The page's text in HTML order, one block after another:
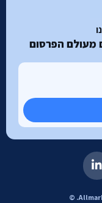
מעולם הפרסום